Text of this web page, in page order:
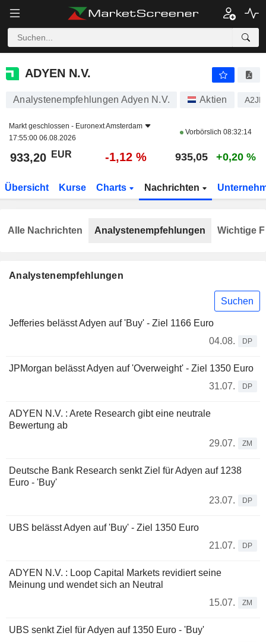
ADYEN N.V.
ADYEN N.V.
Analystenempfehlungen Adyen N.V. Aktien
Markt geschlossen - Euronext Amsterdam
17:55:00 06.08.2026
Vorbörslich 08:32:14
933,20 EUR -1,12 % 935,05 +0,20 %
Übersicht Kurse Charts Nachrichten
Analystenempfehlungen
Suchen
Jefferies belässt Adyen auf 'Buy' - Ziel 1166 Euro
04.08.
DP
JPMorgan belässt Adyen auf 'Overweight' - Ziel 1350 Euro
31.07.
DP
ADYEN N.V. : Arete Research gibt eine neutrale
Bewertung ab
29.07.
ZM
Deutsche Bank Research senkt Ziel für Adyen auf 1238
Euro - 'Buy'
23.07.
DP
UBS belässt Adyen auf 'Buy' - Ziel 1350 Euro
21.07.
DP
ADYEN N.V. : Loop Capital Markets revidiert seine
Meinung und wendet sich an Neutral
15.07.
ZM
UBS senkt Ziel für Adyen auf 1350 Euro - 'Buy'
Alle Nachrichten Analystenempfehlungen Wichtige